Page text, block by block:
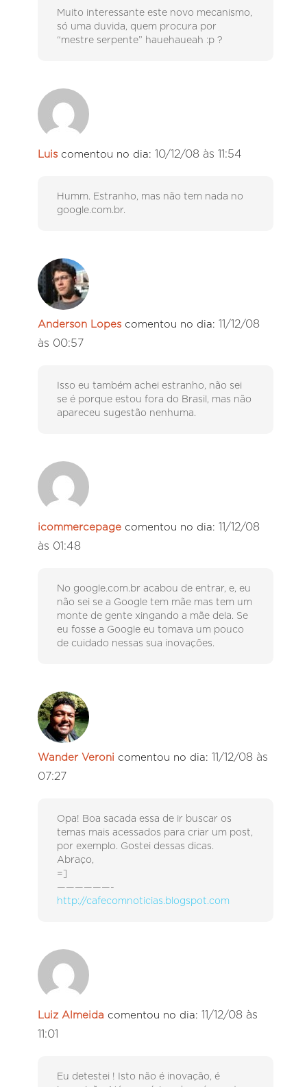
Muito interessante este novo mecanismo,
só uma duvida, quem procura por
“mestre serpente” hauehaueah :p ?
Luis comentou no dia: 10/12/08 às 11:54
Humm. Estranho, mas não tem nada no
google.com.br.
Anderson Lopes comentou no dia: 11/12/08
às 00:57
Isso eu também achei estranho, não sei
se é porque estou fora do Brasil, mas não
apareceu sugestão nenhuma.
icommercepage comentou no dia: 11/12/08
às 01:48
No google.com.br acabou de entrar, e, eu
não sei se a Google tem mãe mas tem um
monte de gente xingando a mãe dela. Se
eu fosse a Google eu tomava um pouco
de cuidado nessas sua inovações.
Wander Veroni comentou no dia: 11/12/08 às
07:27
Opa! Boa sacada essa de ir buscar os
temas mais acessados para criar um post,
por exemplo. Gostei dessas dicas.
Abraço,
=]
——————-
http://cafecomnoticias.blogspot.com
Luiz Almeida comentou no dia: 11/12/08 às
11:01
Eu detestei ! Isto não é inovação, é